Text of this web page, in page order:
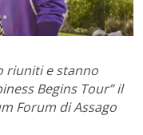
riuniti e stanno
Begins Tour” il
Forum di Assago